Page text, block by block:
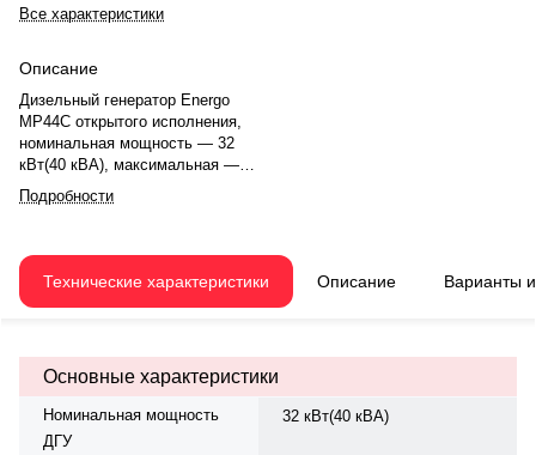
Все характеристики
Описание
Дизельный генератор Energo
MP44C открытого исполнения,
номинальная мощность — 32
кВт(40 кВА), максимальная —
35.2 кВт (44 кВА). Двигатель
Cummins 4BT3.9-G1, рядное, 4.0-
оборотов. Объём двигателя —
3.9 л. Система охлаждения —
вращения — 1500 об/мин.
Генератор синхронный, 3-фазный,
H. Расход топлива: 10 л/ч при
100% нагрузке, 7.5 л/ч при 75%.
Подробности
Технические характеристики Описание Варианты
Основные характеристики
Номинальная мощность
ДГУ
32 кВт(40 кВА)